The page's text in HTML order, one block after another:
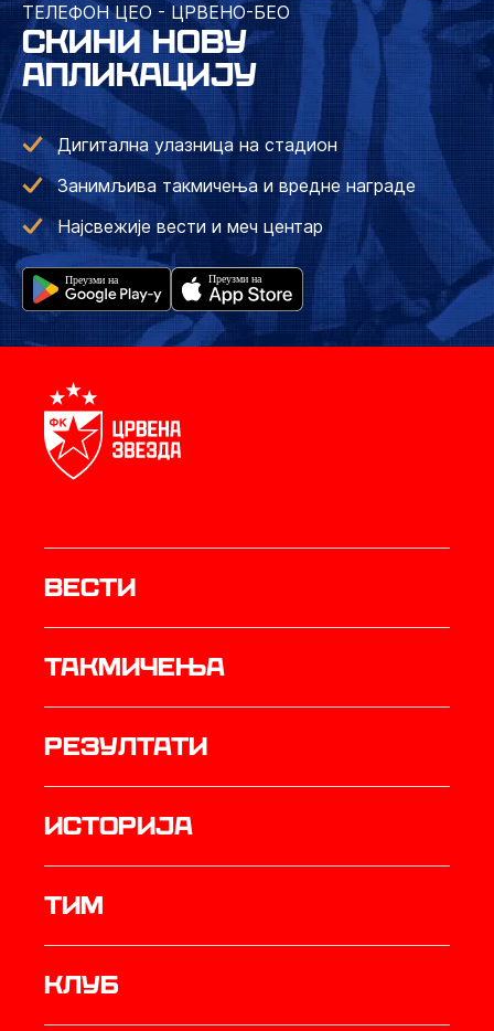
ТЕЛЕФОН ЦЕО - ЦРВЕНО-БЕО
СКИНИ НОВУ
АПЛИКАЦИЈУ
Дигитална улазница на стадион
Занимљива такмичења и вредне награде
Најсвежије вести и меч центар
Вести
Такмичења
резултати
историја
ТИМ
Клуб